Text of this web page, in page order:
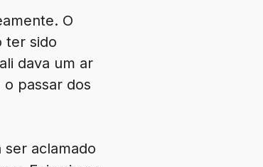
O
ter sido
dava um ar
passar dos
aclamado